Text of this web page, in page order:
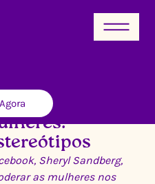
4 min de leitura
Sheryl Sandberg,
as mulheres nos